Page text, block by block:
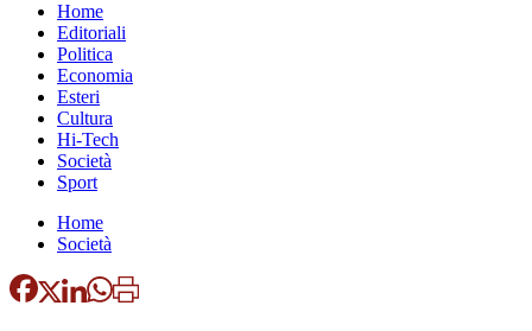
Home
Editoriali
Politica
Economia
Esteri
Cultura
Hi-Tech
Società
Sport
Home
Società